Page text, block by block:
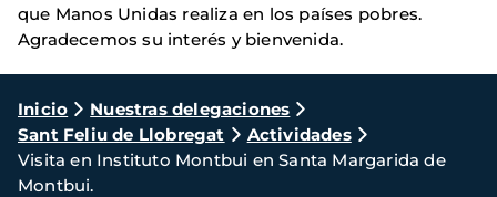
que Manos Unidas realiza en los países pobres.
Agradecemos su interés y bienvenida.
Ruta
de
navegación
Inicio
Nuestras delegaciones
Sant Feliu de Llobregat
Actividades
Visita en Instituto Montbui en Santa Margarida de
Montbui.